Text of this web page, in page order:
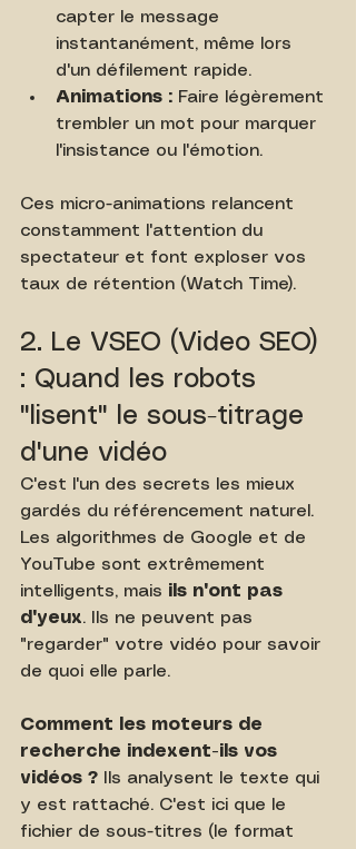
capter le message
instantanément, même lors
d'un défilement rapide.
Animations : Faire légèrement
trembler un mot pour marquer
l'insistance ou l'émotion.
Ces micro-animations relancent
constamment l'attention du
spectateur et font exploser vos
taux de rétention (Watch Time).
2. Le VSEO (Video SEO)
: Quand les robots
"lisent" le sous-titrage
d'une vidéo
C'est l'un des secrets les mieux
gardés du référencement naturel.
Les algorithmes de Google et de
YouTube sont extrêmement
intelligents, mais ils n'ont pas
d'yeux. Ils ne peuvent pas
"regarder" votre vidéo pour savoir
de quoi elle parle.
Comment les moteurs de
recherche indexent-ils vos
vidéos ? Ils analysent le texte qui
y est rattaché. C'est ici que le
fichier de sous-titres (le format